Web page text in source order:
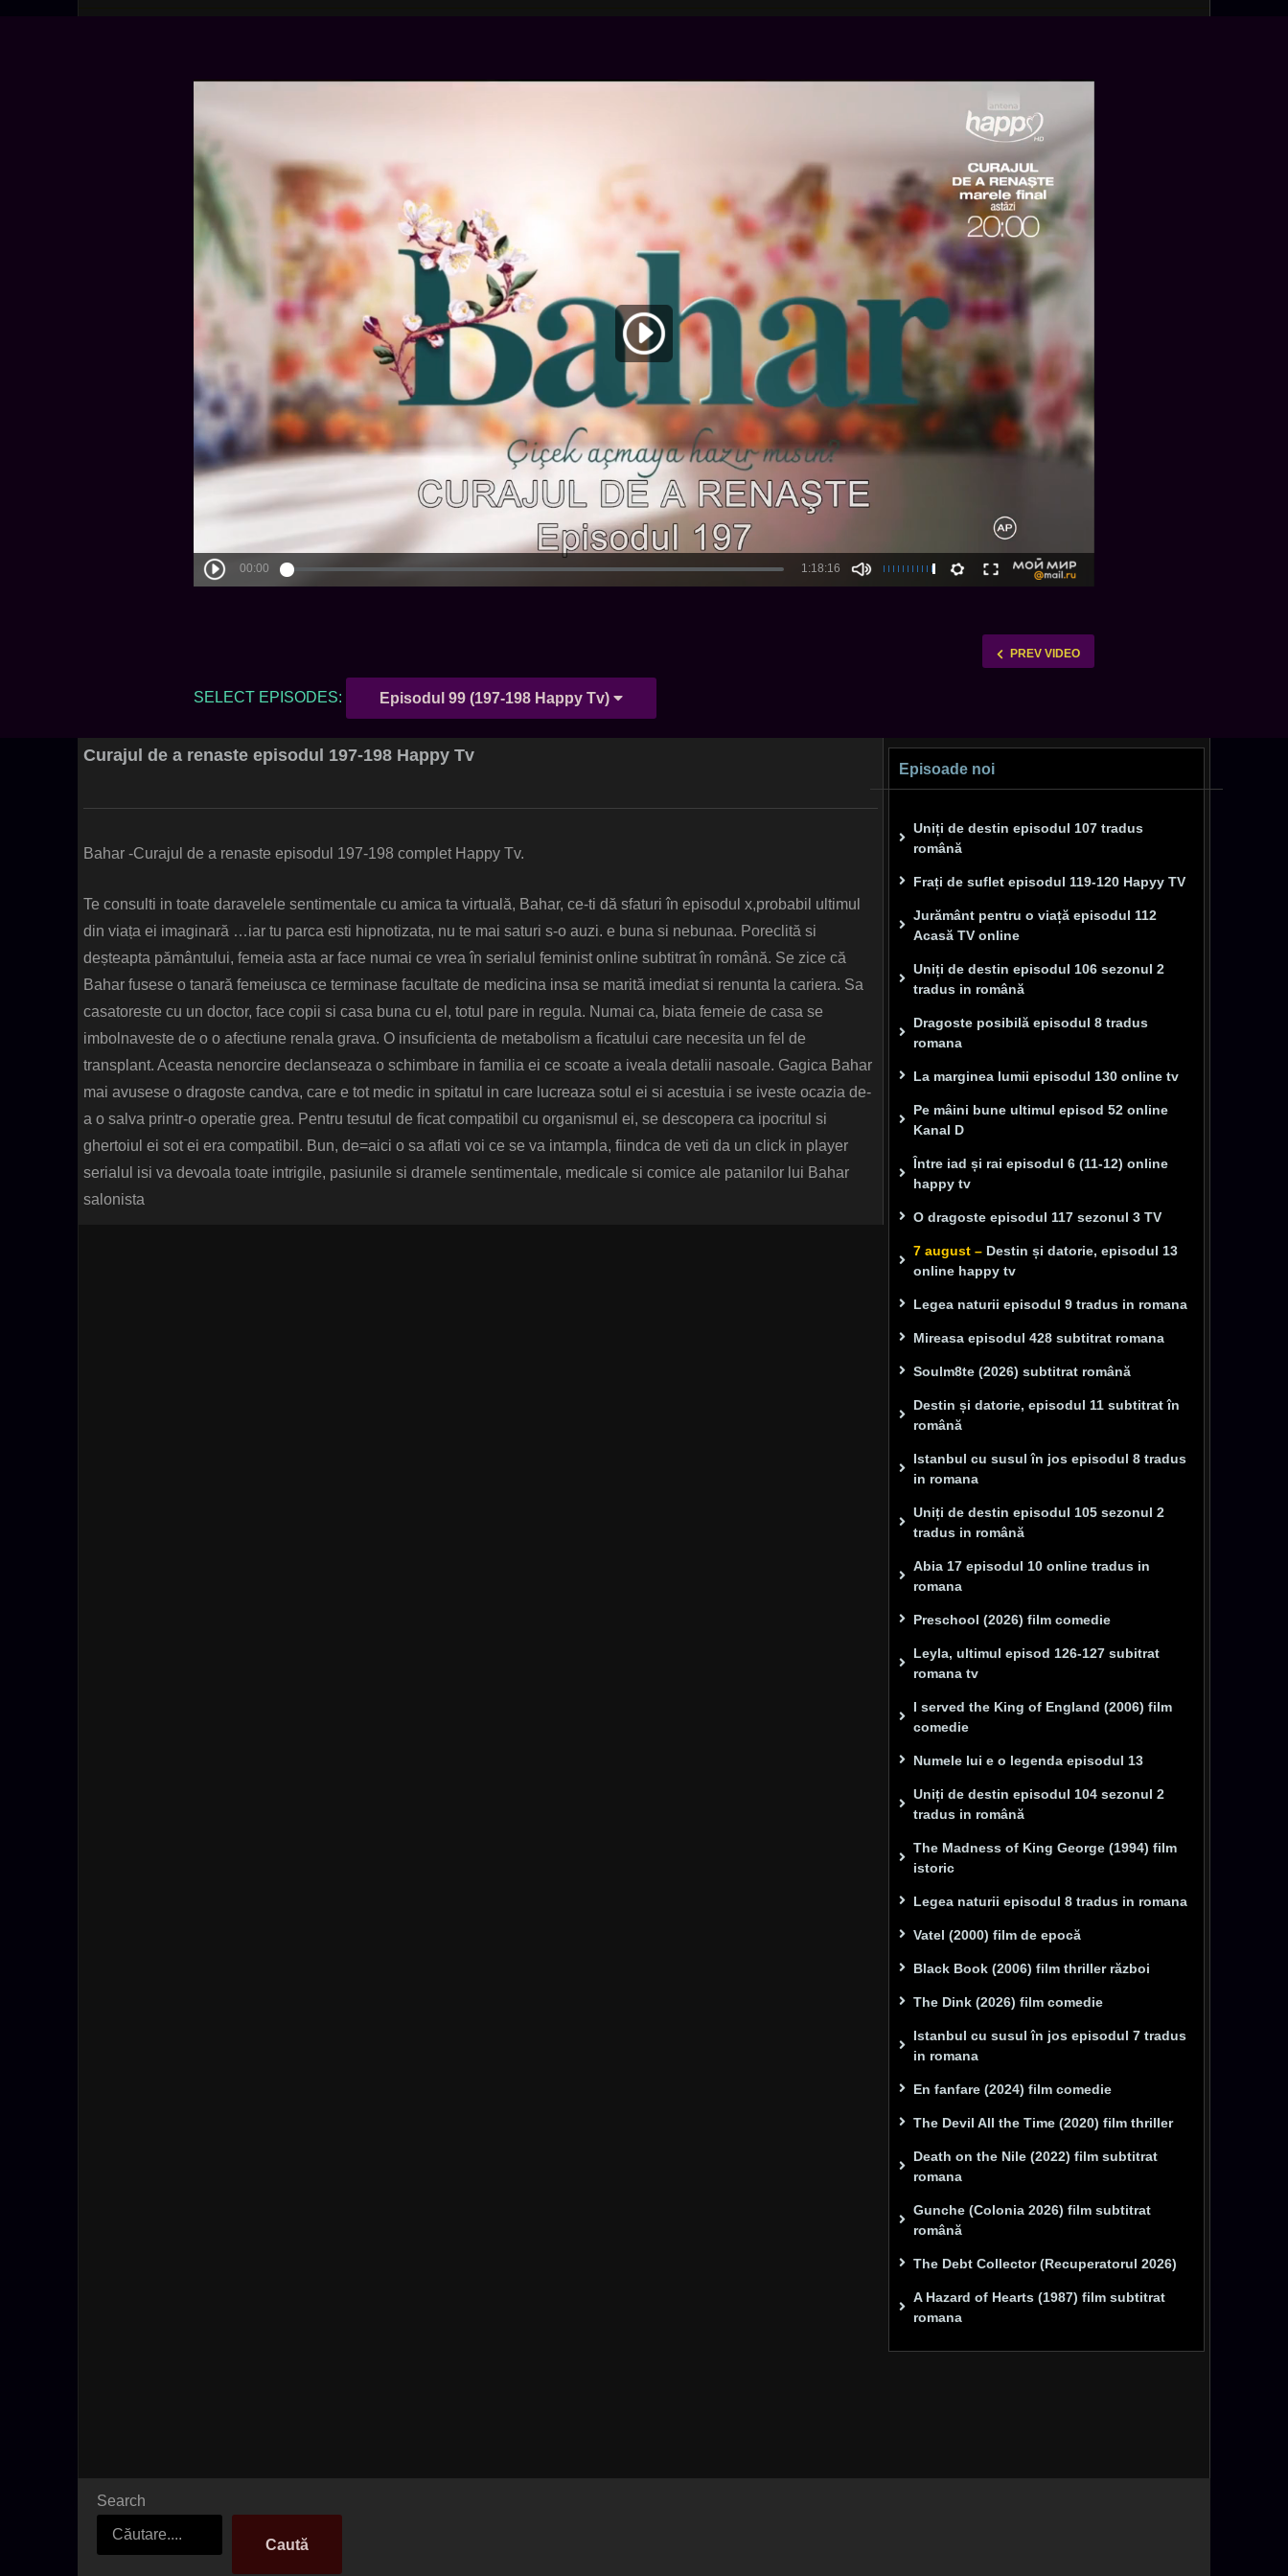
PREV VIDEO
SELECT EPISODES: Episodul 99 (197-198 Happy Tv)
Curajul de a renaste episodul 197-198 Happy Tv
Bahar -Curajul de a renaste episodul 197-198 complet Happy Tv.
Te consulti in toate daravelele sentimentale cu amica ta virtuală, Bahar, ce-ti dă sfaturi în episodul x,probabil ultimul
din viața ei imaginară …iar tu parca esti hipnotizata, nu te mai saturi s-o auzi. e buna si nebunaa. Poreclită si
deșteapta pământului, femeia asta ar face numai ce vrea în serialul feminist online subtitrat în română. Se zice că
Bahar fusese o tanară femeiusca ce terminase facultate de medicina insa se marită imediat si renunta la cariera. Sa
casatoreste cu un doctor, face copii si casa buna cu el, totul pare in regula. Numai ca, biata femeie de casa se
imbolnaveste de o o afectiune renala grava. O insuficienta de metabolism a ficatului care necesita un fel de
transplant. Aceasta nenorcire declanseaza o schimbare in familia ei ce scoate a iveala detalii nasoale. Gagica Bahar
mai avusese o dragoste candva, care e tot medic in spitatul in care lucreaza sotul ei si acestuia i se iveste ocazia de-
a o salva printr-o operatie grea. Pentru tesutul de ficat compatibil cu organismul ei, se descopera ca ipocritul si
ghertoiul ei sot ei era compatibil. Bun, de=aici o sa aflati voi ce se va intampla, fiindca de veti da un click in player
serialul isi va devoala toate intrigile, pasiunile si dramele sentimentale, medicale si comice ale patanilor lui Bahar
salonista
Episoade noi
Uniți de destin episodul 107 tradus
română
Frați de suflet episodul 119-120 Hapyy TV
Jurământ pentru o viață episodul 112
Acasă TV online
Uniți de destin episodul 106 sezonul 2
tradus in română
Dragoste posibilă episodul 8 tradus
romana
La marginea lumii episodul 130 online tv
Pe mâini bune ultimul episod 52 online
Kanal D
Între iad și rai episodul 6 (11-12) online
happy tv
O dragoste episodul 117 sezonul 3 TV
7 august – Destin și datorie, episodul 13
online happy tv
Legea naturii episodul 9 tradus in romana
Mireasa episodul 428 subtitrat romana
Soulm8te (2026) subtitrat română
Destin și datorie, episodul 11 subtitrat în
română
Istanbul cu susul în jos episodul 8 tradus
in romana
Uniți de destin episodul 105 sezonul 2
tradus in română
Abia 17 episodul 10 online tradus in
romana
Preschool (2026) film comedie
Leyla, ultimul episod 126-127 subitrat
romana tv
I served the King of England (2006) film
comedie
Numele lui e o legenda episodul 13
Uniți de destin episodul 104 sezonul 2
tradus in română
The Madness of King George (1994) film
istoric
Legea naturii episodul 8 tradus in romana
Vatel (2000) film de epocă
Black Book (2006) film thriller război
The Dink (2026) film comedie
Istanbul cu susul în jos episodul 7 tradus
in romana
En fanfare (2024) film comedie
The Devil All the Time (2020) film thriller
Death on the Nile (2022) film subtitrat
romana
Gunche (Colonia 2026) film subtitrat
română
The Debt Collector (Recuperatorul 2026)
A Hazard of Hearts (1987) film subtitrat
romana
Search
Caută